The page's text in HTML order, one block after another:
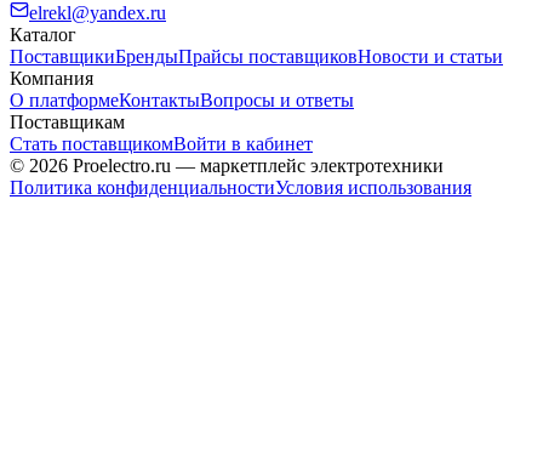
elrekl@yandex.ru
Каталог
ПоставщикиБрендыПрайсы поставщиковНовости и статьи
Компания
О платформеКонтактыВопросы и ответы
Поставщикам
Стать поставщикомВойти в кабинет
© 2026 Proelectro.ru — маркетплейс электротехники
Политика конфиденциальностиУсловия использования